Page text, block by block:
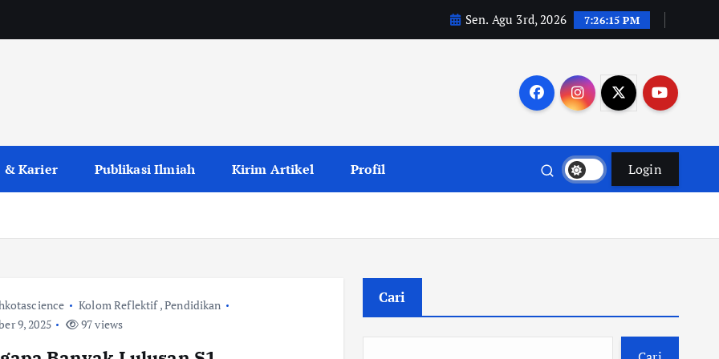
Sen. Agu 3rd, 2026 7:26:16 PM
& Karier Publikasi Ilmiah Kirim Artikel Profil Login
Kolom Reflektif,Pendidikan
9, 2025
97 views
Cari